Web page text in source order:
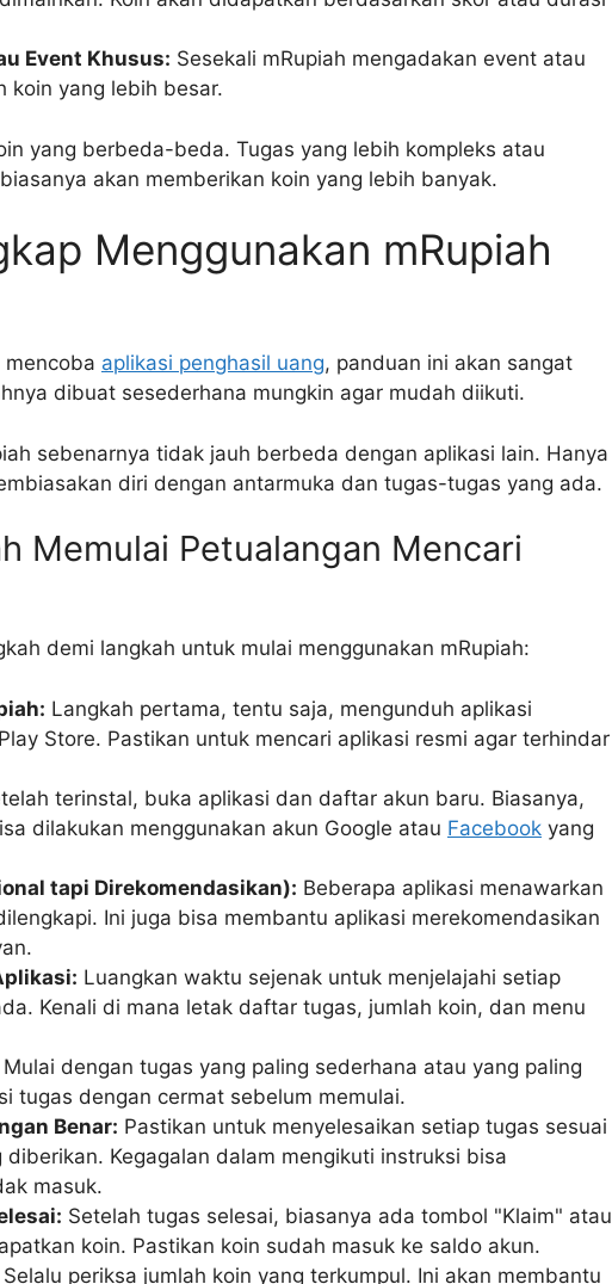
Event Khusus: Sesekali mRupiah mengadakan event atau
koin yang lebih besar.
yang berbeda-beda. Tugas yang lebih kompleks atau
akan memberikan koin yang lebih banyak.
Menggunakan mRupiah
aplikasi penghasil uang, panduan ini akan sangat
dibuat sesederhana mungkin agar mudah diikuti.
sebenarnya tidak jauh berbeda dengan aplikasi lain. Hanya
diri dengan antarmuka dan tugas-tugas yang ada.
Memulai Petualangan Mencari
demi langkah untuk mulai menggunakan mRupiah:
Langkah pertama, tentu saja, mengunduh aplikasi
Store. Pastikan untuk mencari aplikasi resmi agar terhindar
terinstal, buka aplikasi dan daftar akun baru. Biasanya,
dilakukan menggunakan akun Google atau Facebook yang
tapi Direkomendasikan): Beberapa aplikasi menawarkan
Ini juga bisa membantu aplikasi merekomendasikan
Luangkan waktu sejenak untuk menjelajahi setiap
Kenali di mana letak daftar tugas, jumlah koin, dan menu
Mulai dengan tugas yang paling sederhana atau yang paling
tugas dengan cermat sebelum memulai.
Benar: Pastikan untuk menyelesaikan setiap tugas sesuai
Kegagalan dalam mengikuti instruksi bisa
masuk.
Setelah tugas selesai, biasanya ada tombol "Klaim" atau
koin. Pastikan koin sudah masuk ke saldo akun.
Selalu periksa jumlah koin yang terkumpul. Ini akan membantu